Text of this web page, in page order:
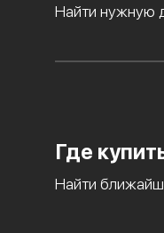
Найти нужную
Где
Найти